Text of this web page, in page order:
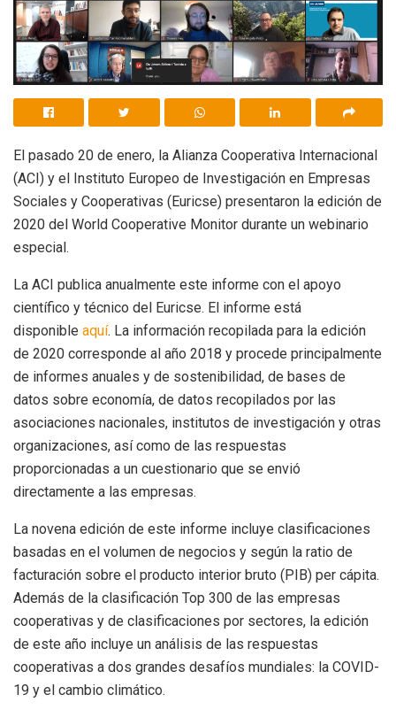
El pasado 20 de enero, la Alianza Cooperativa Internacional
(ACI) y el Instituto Europeo de Investigación en Empresas
Sociales y Cooperativas (Euricse) presentaron la edición de
2020 del World Cooperative Monitor durante un webinario
especial.
La ACI publica anualmente este informe con el apoyo
científico y técnico del Euricse. El informe está
disponible aquí. La información recopilada para la edición
de 2020 corresponde al año 2018 y procede principalmente
de informes anuales y de sostenibilidad, de bases de
datos sobre economía, de datos recopilados por las
asociaciones nacionales, institutos de investigación y otras
organizaciones, así como de las respuestas
proporcionadas a un cuestionario que se envió
directamente a las empresas.
La novena edición de este informe incluye clasificaciones
basadas en el volumen de negocios y según la ratio de
facturación sobre el producto interior bruto (PIB) per cápita.
Además de la clasificación Top 300 de las empresas
cooperativas y de clasificaciones por sectores, la edición
de este año incluye un análisis de las respuestas
cooperativas a dos grandes desafíos mundiales: la COVID-
19 y el cambio climático.